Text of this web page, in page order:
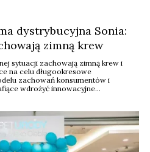
dystrybucyjna Sonia:
zimną krew
sytuacji zachowają zimną krew i
na celu długookresowe
zachowań konsumentów i
wdrożyć innowacyjne